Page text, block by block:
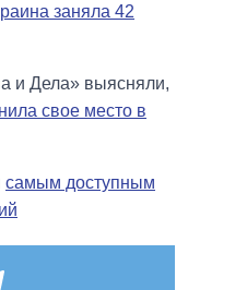
заняла 42
и Дела» выясняли,
свое место в
самым доступным